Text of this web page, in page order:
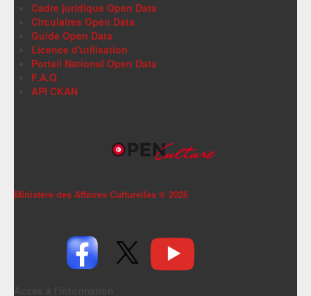
Cadre juridique Open Data
Circulaires Open Data
Guide Open Data
Licence d'utilisation
Portail National Open Data
F.A.Q
API CKAN
Ministère des Affaires Culturelles © 2026